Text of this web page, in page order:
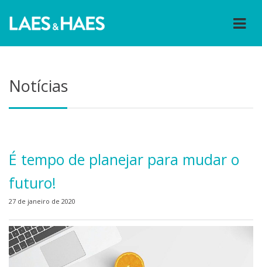
Notícias
É tempo de planejar para mudar o
futuro!
27 de janeiro de 2020